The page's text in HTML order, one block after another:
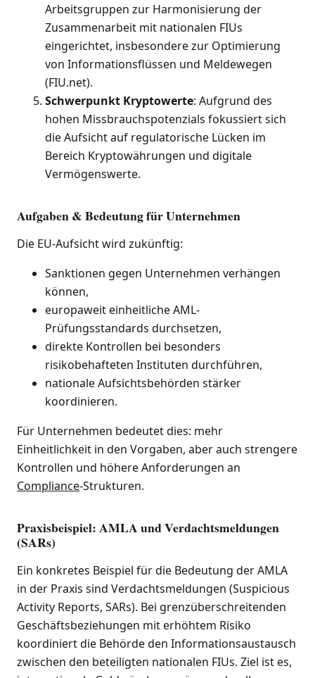
Arbeitsgruppen zur Harmonisierung der
Zusammenarbeit mit nationalen FIUs
eingerichtet, insbesondere zur Optimierung
von Informationsflüssen und Meldewegen
(FIU.net).
Schwerpunkt Kryptowerte: Aufgrund des
hohen Missbrauchspotenzials fokussiert sich
die Aufsicht auf regulatorische Lücken im
Bereich Kryptowährungen und digitale
Vermögenswerte.
Aufgaben & Bedeutung für Unternehmen
Die EU-Aufsicht wird zukünftig:
Sanktionen gegen Unternehmen verhängen
können,
europaweit einheitliche AML-
Prüfungsstandards durchsetzen,
direkte Kontrollen bei besonders
risikobehafteten Instituten durchführen,
nationale Aufsichtsbehörden stärker
koordinieren.
Für Unternehmen bedeutet dies: mehr
Einheitlichkeit in den Vorgaben, aber auch strengere
Kontrollen und höhere Anforderungen an
Compliance-Strukturen.
Praxisbeispiel: AMLA und Verdachtsmeldungen
(SARs)
Ein konkretes Beispiel für die Bedeutung der AMLA
in der Praxis sind Verdachtsmeldungen (Suspicious
Activity Reports, SARs). Bei grenzüberschreitenden
Geschäftsbeziehungen mit erhöhtem Risiko
koordiniert die Behörde den Informationsaustausch
zwischen den beteiligten nationalen FIUs. Ziel ist es,